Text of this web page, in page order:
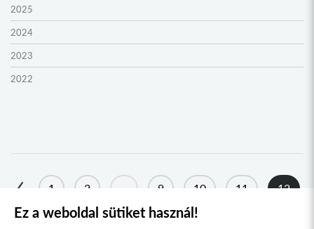
MOLDVAI CSÁNGÓ KOLLÉGIUM
HEGYKÖZ KOLLÉGIUM
ZENTA KOLLÉGIUM
NYUGAT-BÁCSKA KOLLÉGIUM
DRÁVASZÖG ÉS SZLAVÓNIA KOLLÉGIUM
2025
2024
2023
2022
2016
1 2 9 10 11 12
13 14 15 ... 260
Ez a weboldal sütiket használ!